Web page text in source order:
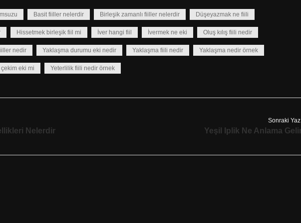
Basit fiiller nelerdir Birleşik zamanlı fiiller nelerdir Düşeyazmak ne fiili
Hissetmek birleşik fiil mi İver hangi fiil İvermek ne eki Oluş kılış fiili nedir
nedir Yaklaşma durumu eki nedir Yaklaşma fiili nedir Yaklaşma nedir örnek
eki mi Yeterlilik fiili nedir örnek
Nelerdir
Sonraki
Yeşil Iplik Ne Anlama